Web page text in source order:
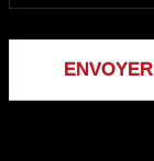
ENVOYER